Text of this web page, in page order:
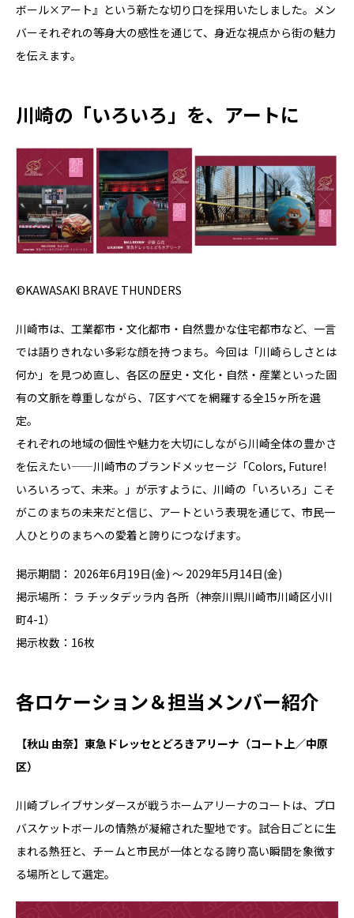
ボール×アート』という新たな切り口を採用いたしました。メン
バーそれぞれの等身大の感性を通じて、身近な視点から街の魅力
を伝えます。
川崎の「いろいろ」を、アートに
©KAWASAKI BRAVE THUNDERS
川崎市は、工業都市・文化都市・自然豊かな住宅都市など、一言
では語りきれない多彩な顔を持つまち。今回は「川崎らしさとは
何か」を見つめ直し、各区の歴史・文化・自然・産業といった固
有の文脈を尊重しながら、7区すべてを網羅する全15ヶ所を選
定。
それぞれの地域の個性や魅力を大切にしながら川崎全体の豊かさ
を伝えたい——川崎市のブランドメッセージ「Colors, Future!
いろいろって、未来。」が示すように、川崎の「いろいろ」こそ
がこのまちの未来だと信じ、アートという表現を通じて、市民一
人ひとりのまちへの愛着と誇りにつなげます。
掲示期間： 2026年6月19日(金) 〜 2029年5月14日(金)
掲示場所： ラ チッタデッラ内 各所（神奈川県川崎市川崎区小川
町4-1）
掲示枚数：16枚
各ロケーション＆担当メンバー紹介
【秋山 由奈】東急ドレッセとどろきアリーナ（コート上／中原
区）
川崎ブレイブサンダースが戦うホームアリーナのコートは、プロ
バスケットボールの情熱が凝縮された聖地です。試合日ごとに生
まれる熱狂と、チームと市民が一体となる誇り高い瞬間を象徴す
る場所として選定。